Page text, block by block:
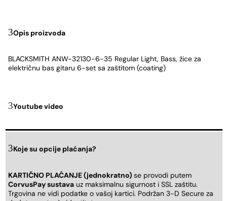
Opis proizvoda
BLACKSMITH ANW-32130-6-35 Regular Light, Bass, žice za
električnu bas gitaru 6-set sa zaštitom (coating)
Youtube video
Koje su opcije plaćanja?
KARTIČNO PLAĆANJE (jednokratno) se provodi putem
CorvusPay sustava uz maksimalnu sigurnost i SSL zaštitu.
Trgovina ne vidi podatke o vašoj kartici. Podržan 3-D Secure za